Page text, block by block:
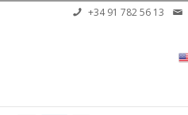
Pasar al contenido principal
+34 91 782 56 13